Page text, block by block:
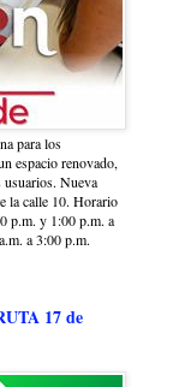
para los
espacio renovado,
usuarios. Nueva
la calle 10. Horario
p.m. y 1:00 p.m. a
a 3:00 p.m.
17 de